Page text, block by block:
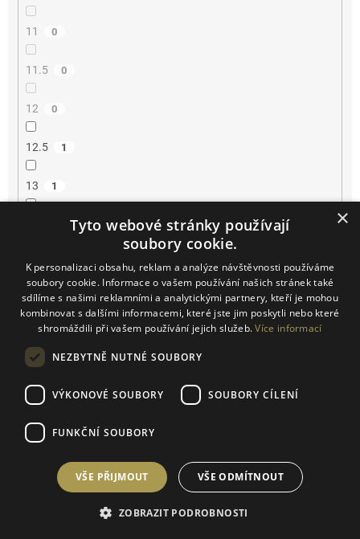
11 0
11.5 0
12 0
12.5 1
13 1
14 2
14.2 0
×
Tyto webové stránky používají
soubory cookie.
K personalizaci obsahu, reklam a analýze návštěvnosti používáme
soubory cookie. Informace o vašem používání našich stránek také
sdílíme s našimi reklamními a analytickými partnery, kteří je mohou
kombinovat s dalšími informacemi, které jste jim poskytli nebo které
shromáždili při vašem používání jejich služeb.Více informací
NEZBYTNĚ NUTNÉ SOUBORY
VÝKONOVÉ SOUBORY SOUBORY CÍLENÍ
FUNKČNÍ SOUBORY
VŠE PŘIJMOUT VŠE ODMÍTNOUT
ZOBRAZIT PODROBNOSTI